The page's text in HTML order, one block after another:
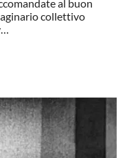
al buon
collettivo